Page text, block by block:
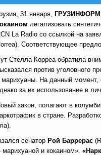
31 января, ГРУЗИНФОРМ
легализовать
La Radio со ссылкой на
Соответствующее
Стелла Корреа обратила
против уголовного
марихуаны. На данный момент,
за их использование в
закон, полагают в
в стране.
сенатор Рой Баррерас
и кокаином».